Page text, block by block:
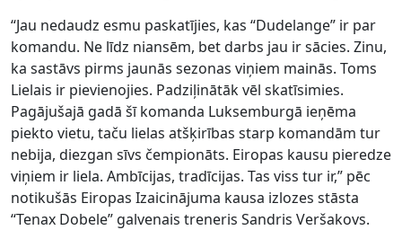
“Jau nedaudz esmu paskatījies, kas “Dudelange” ir par
komandu. Ne līdz niansēm, bet darbs jau ir sācies. Zinu,
ka sastāvs pirms jaunās sezonas viņiem mainās. Toms
Lielais ir pievienojies. Padziļinātāk vēl skatīsimies.
Pagājušajā gadā šī komanda Luksemburgā ieņēma
piekto vietu, taču lielas atšķirības starp komandām tur
nebija, diezgan sīvs čempionāts. Eiropas kausu pieredze
viņiem ir liela. Ambīcijas, tradīcijas. Tas viss tur ir,” pēc
notikušās Eiropas Izaicinājuma kausa izlozes stāsta
“Tenax Dobele” galvenais treneris Sandris Veršakovs.